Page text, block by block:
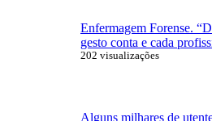
Enfermagem Forense.
gesto conta e cada
202 visualizações
Alguns milhares de